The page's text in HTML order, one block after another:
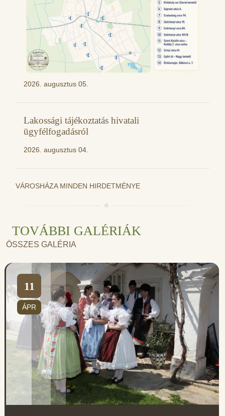
2026. augusztus 05.
Lakossági tájékoztatás hivatali
ügyfélfogadásról
2026. augusztus 04.
VÁROSHÁZA MINDEN HIRDETMÉNYE
TOVÁBBI GALÉRIÁK
ÖSSZES GALÉRIA
11
ÁPR